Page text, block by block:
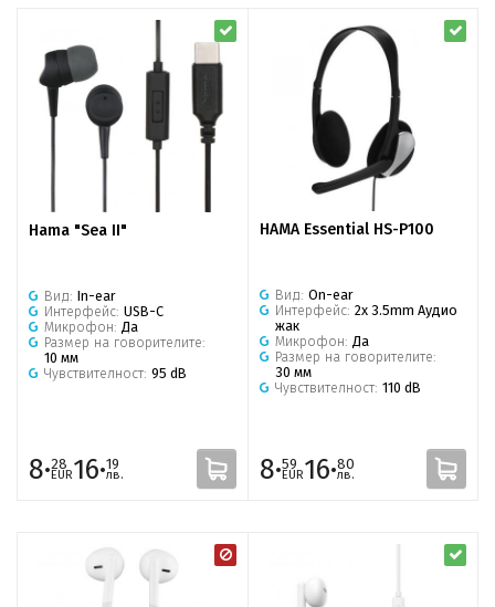
Hama "Sea II"
Вид: In-ear
Интерфейс: USB-C
Микрофон: Да
Размер на говорителите:
10 мм
Чувствителност: 95 dB
8·28
EUR16·19
лв.
HAMA Essential HS-P100
Вид: On-ear
Интерфейс: 2x 3.5mm Аудио
жак
Микрофон: Да
Размер на говорителите:
30 мм
Чувствителност: 110 dB
8·59
EUR16·80
лв.